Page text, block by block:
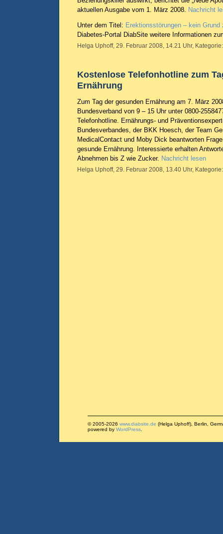
aktuellen Ausgabe vom 1. März 2008. Nachricht
Unter dem Titel: Erektionsstörungen – kein Grund
Diabetes-Portal DiabSite weitere Informationen
Helga Uphoff, 29. Februar 2008, 14.21 Uhr,
Kostenlose Telefonhotline zum
Ernährung
Zum Tag der gesunden Ernährung am 7. März
Bundesverband von 9 – 15 Uhr unter 0800-
Telefonhotline. Ernährungs- und
Bundesverbandes, der BKK Hoesch, der Team
MedicalContact und Moby Dick beantworten
gesunde Ernährung. Interessierte erhalten
Abnehmen bis Z wie Zucker. Nachricht lesen
Helga Uphoff, 29. Februar 2008, 13.40 Uhr,
© 2005-2026 www.diabsite.de (Helga Uphoff), Berlin,
powered by WordPress.